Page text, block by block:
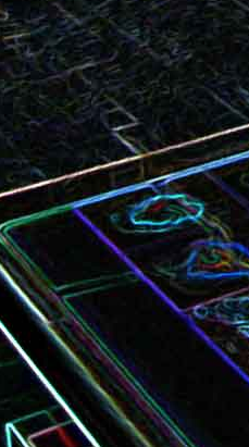
Curry de brocoli et de carottes
Croque-monsieur à la viande
des grisons, au Comté et aux
noix